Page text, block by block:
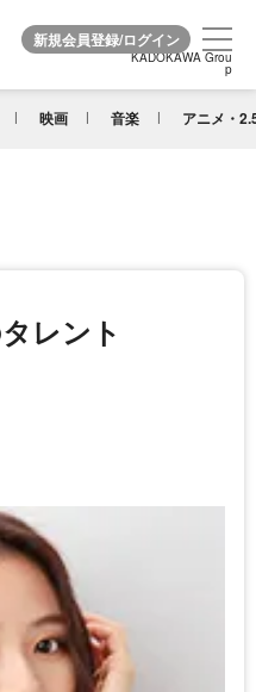
KADOKAWA Grou
p
映画 音楽 アニメ・
KADOKAWA Grou
p
レント